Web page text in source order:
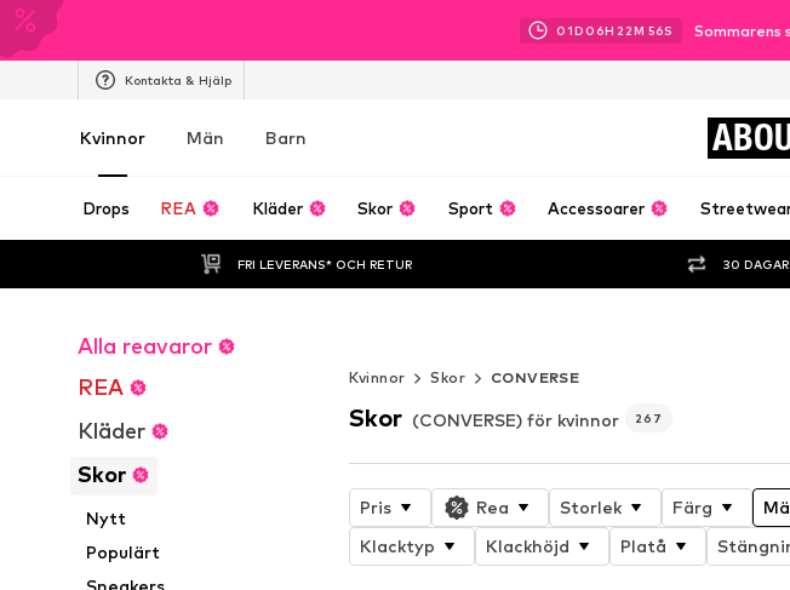
01D 06H 22M 54S
Kontakta & Hjälp
Kvinnor Män Barn
Drops REA Kläder Skor Sport Accessoarer
FRI LEVERANS* OCH RETUR 30
Alla reavaror
REA
Kläder
Skor
Nytt
Populärt
Sneakers
Kvinnor
Skor CONVERSE
Skor (CONVERSE) för kvinnor 267
Pris Rea Storlek Färg
Klacktyp
Klackhöjd Platå